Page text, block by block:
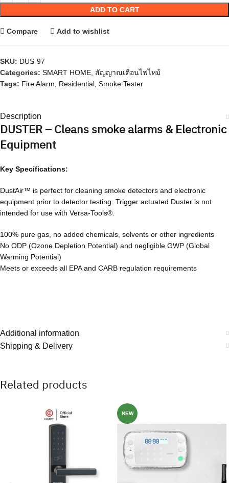
ADD TO CART
Compare Add to wishlist
SKU: DUS-97
Categories: SMART HOME, สัญญาณเตือนไฟไหม้
Tags: Fire Alarm, Residential, Smoke Tester
Description
DUSTER – Cleans smoke alarms & Electronic
Equipment
Key Specifications:
DustAir™ is perfect for cleaning smoke detectors and electronic
equipment prior to detector testing. Trigger actuated Duster is not
intended for use with Versa-Tools®.
100% pure gas, no added chemicals, solvents or other ingredients
No ODP (Ozone Depletion Potential) and negligible GWP (Global
Warming Potential)
Meets or exceeds all EPA and CARB regulation requirements
Additional information
Shipping & Delivery
Related products
NEW